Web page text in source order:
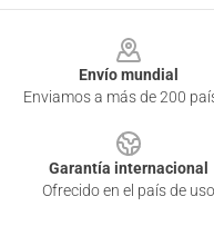
Envío mundial
Enviamos a más de 200
Garantía internacional
Ofrecido en el país de uso